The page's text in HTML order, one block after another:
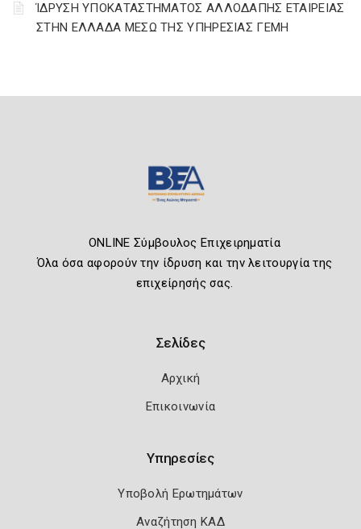
ΊΔΡΥΣΗ ΥΠΟΚΑΤΑΣΤΗΜΑΤΟΣ ΑΛΛΟΔΑΠΗΣ ΕΤΑΙΡΕΙΑΣ
ΣΤΗΝ ΕΛΛΑΔΑ ΜΕΣΩ ΤΗΣ ΥΠΗΡΕΣΙΑΣ ΓΕΜΗ
ONLINE Σύμβουλος Επιχειρηματία
Όλα όσα αφορούν την ίδρυση και την λειτουργία της
επιχείρησής σας.
Σελίδες
Αρχική
Επικοινωνία
Υπηρεσίες
Υποβολή Ερωτημάτων
Αναζήτηση ΚΑΔ